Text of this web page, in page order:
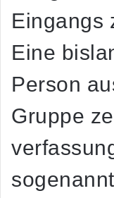
Eingangs
Eine
Person
Gruppe